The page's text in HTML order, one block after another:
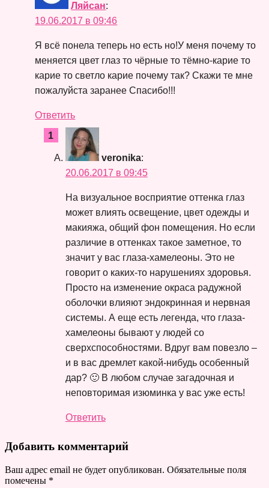
Ляйсан:
19.06.2017 в 09:46
Я всё понела теперь но есть но!У меня почему то
меняется цвет глаз то чёрные то тёмно-карие то
карие то светло карие почему так? Скажи те мне
пожалуйста заранее Спасибо!!!
Ответить
veronika:
20.06.2017 в 09:45
На визуальное восприятие оттенка глаз
может влиять освещение, цвет одежды и
макияжа, общий фон помещения. Но если
различие в оттенках такое заметное, то
значит у вас глаза-хамелеоны. Это не
говорит о каких-то нарушениях здоровья.
Просто на изменение окраса радужной
оболочки влияют эндокринная и нервная
системы. А еще есть легенда, что глаза-
хамелеоны бывают у людей со
сверхспособностями. Вдруг вам повезло –
и в вас дремлет какой-нибудь особенный
дар? 🙂 В любом случае загадочная и
неповторимая изюминка у вас уже есть!
Ответить
Добавить комментарий
Ваш адрес email не будет опубликован. Обязательные поля
помечены *